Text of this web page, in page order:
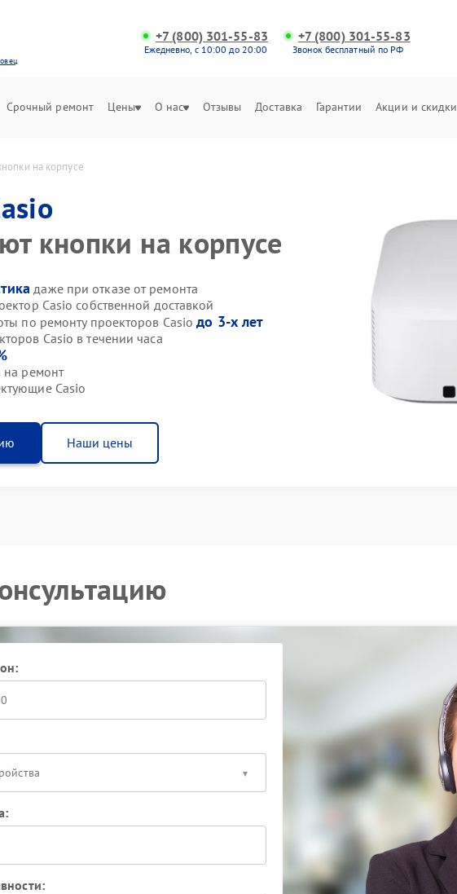
+7 (800) 301-55-83
Ежедневно, с 10:00 до 20:00
+7 (800) 301-55-83
Звонок бесплатный по РФ
Срочный ремонт Цены О нас Отзывы Доставка Гарантии Акции и скидки
на корпусе
кнопки на корпусе
даже при отказе от ремонта
Casio собственной доставкой
по ремонту проекторов Casioдо 3-х лет
Casio в течении часа
на ремонт
Casio
Наши цены